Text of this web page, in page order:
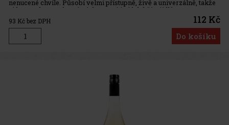
nenucené chvíle. Působí velmi přístupně, živě a univerzálně, takže
si ho snadno vychutnáte jako aperitiv i k lehčím jídlům. Ve
93 Kč bez DPH 112 Kč
Do košíku